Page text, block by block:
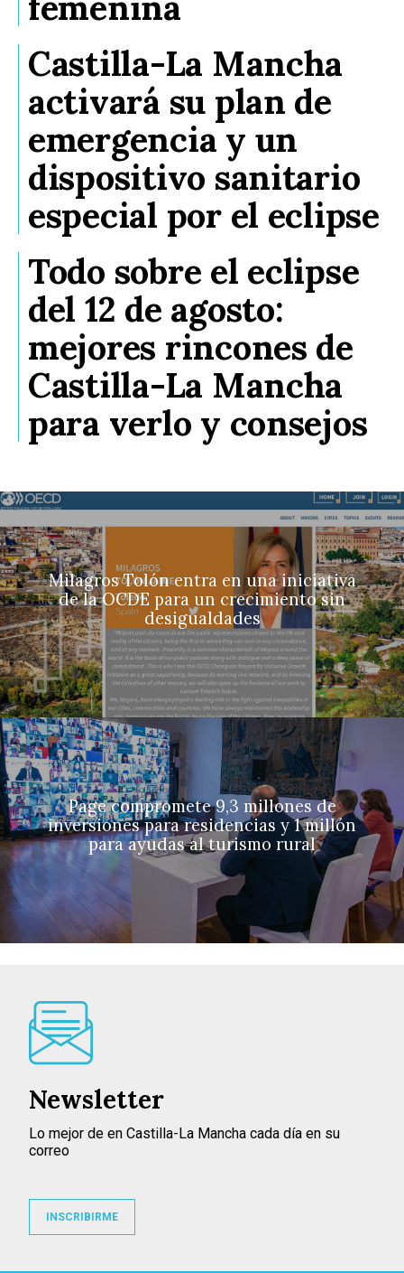
Castilla-La Mancha
activará su plan de
emergencia y un
dispositivo sanitario
especial por el eclipse
Todo sobre el eclipse
del 12 de agosto:
mejores rincones de
Castilla-La Mancha
para verlo y consejos
Milagros Tolón entra en una iniciativa
de la OCDE para un crecimiento sin
desigualdades
Page compromete 9,3 millones de
inversiones para residencias y 1 millón
para ayudas al turismo rural
Newsletter
Lo mejor de en Castilla-La Mancha cada día en su
correo
INSCRIBIRME